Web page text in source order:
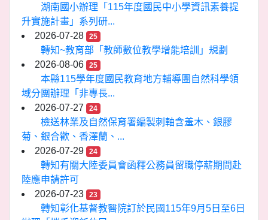
湖南國小辦理「115年度國民中小學資訊素養提
升實施計畫」系列研...
2026-07-28
25
轉知~教育部「教師數位教學增能培訓」規劃
2026-08-06
25
本縣115學年度國民教育地方輔導團自然科學領
域分團辦理「非專長...
2026-07-27
24
檢送林業及自然保育署編製刺軸含羞木、銀膠
菊、銀合歡、香澤蘭、...
2026-07-29
24
轉知有關大陸委員會函釋公務員留職停薪期間赴
陸應申請許可
2026-07-23
23
轉知彰化基督教醫院訂於民國115年9月5日至6日